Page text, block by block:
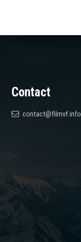
Contact
contact@filmvf.info